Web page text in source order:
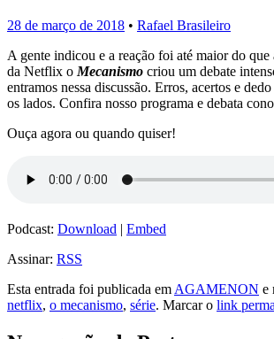
28 de março de 2018 • Rafael Brasileiro
A gente indicou e a reação foi até maior do que
da Netflix o Mecanismo criou um debate
entramos nessa discussão. Erros, acertos e
os lados. Confira nosso programa e debata
Ouça agora ou quando quiser!
Podcast: Download | Embed
Assinar: RSS
Esta entrada foi publicada em AGAMENON e
netflix, o mecanismo, série. Marcar o link